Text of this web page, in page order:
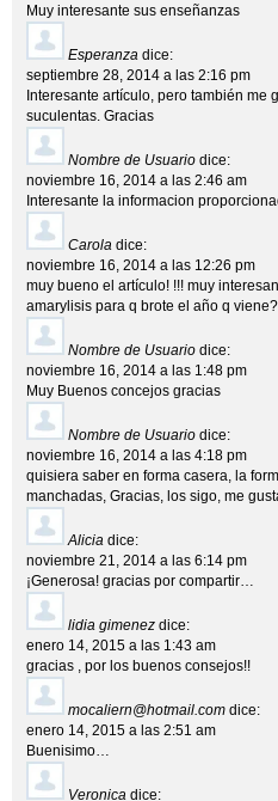
Muy interesante sus enseñanzas
Esperanza dice:
septiembre 28, 2014 a las 2:16 pm
Interesante artículo, pero también me
suculentas. Gracias
Nombre de Usuario dice:
noviembre 16, 2014 a las 2:46 am
Interesante la informacion
Carola dice:
noviembre 16, 2014 a las 12:26 pm
muy bueno el artículo! !!! muy
amarylisis para q brote el año q viene?
Nombre de Usuario dice:
noviembre 16, 2014 a las 1:48 pm
Muy Buenos concejos gracias
Nombre de Usuario dice:
noviembre 16, 2014 a las 4:18 pm
quisiera saber en forma casera, la
manchadas, Gracias, los sigo, me
Alicia dice:
noviembre 21, 2014 a las 6:14 pm
¡Generosa! gracias por compartir…
lidia gimenez dice:
enero 14, 2015 a las 1:43 am
gracias , por los buenos consejos!!
mocaliern@hotmail.com dice:
enero 14, 2015 a las 2:51 am
Buenisimo…
Veronica dice: